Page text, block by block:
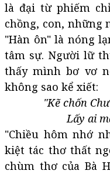
là đại từ phiếm
chồng, con, những
"Hàn ôn" là nóng
tâm sự. Người lữ
thấy mình bơ vơ
không sao kể xiết:
"Kẽ chốn
Lấy ai
"Chiều hôm nhớ
kiệt tác thơ thất
chùm thơ của Bà